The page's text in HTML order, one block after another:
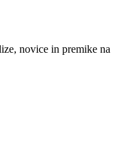
novice in premike na